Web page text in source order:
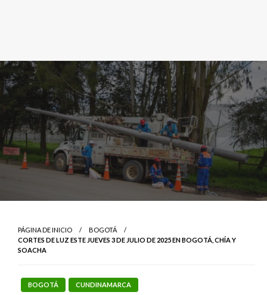
PÁGINA DE INICIO
BOGOTÁ
CORTES DE LUZ ESTE JUEVES 3 DE JULIO DE 2025 EN BOGOTÁ, CHÍA Y
SOACHA
BOGOTÁ CUNDINAMARCA